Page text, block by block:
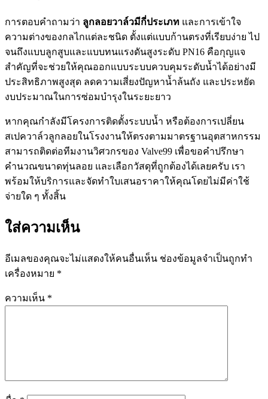
การตอบคำถามว่า ลูกลอยวาล์วมีกี่ประเภท และการเข้าใจ
ความต่างของกลไกแต่ละชนิด ตั้งแต่แบบก้านตรงที่เรียบง่าย ไป
จนถึงแบบลูกสูบและแบบทนแรงดันสูงระดับ PN16 คือกุญแจ
สำคัญที่จะช่วยให้คุณออกแบบระบบควบคุมระดับน้ำได้อย่างมี
ประสิทธิภาพสูงสุด ลดความเสี่ยงปัญหาน้ำล้นถัง และประหยัด
งบประมาณในการซ่อมบำรุงในระยะยาว
หากคุณกำลังมีโครงการติดตั้งระบบน้ำ หรือต้องการเปลี่ยน
สเปควาล์วลูกลอยในโรงงานให้ตรงตามมาตรฐานอุตสาหกรรม
สามารถติดต่อทีมงานวิศวกรของ Valve99 เพื่อขอคำปรึกษา
คำนวณขนาดทุ่นลอย และเลือกวัสดุที่ถูกต้องได้เลยครับ เรา
พร้อมให้บริการและจัดทำใบเสนอราคาให้คุณโดยไม่มีค่าใช้
จ่ายใด ๆ ทั้งสิ้น
ใส่ความเห็น
อีเมลของคุณจะไม่แสดงให้คนอื่นเห็น ช่องข้อมูลจำเป็นถูกทำ
เครื่องหมาย *
ความเห็น *